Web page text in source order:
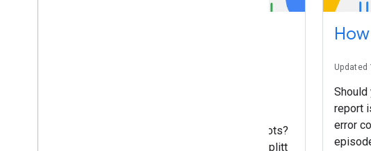
acting as an open invitation for crawling lots and lots?
In this episode of Search off the Record, Martin Splitt
Updated
Should
report
error